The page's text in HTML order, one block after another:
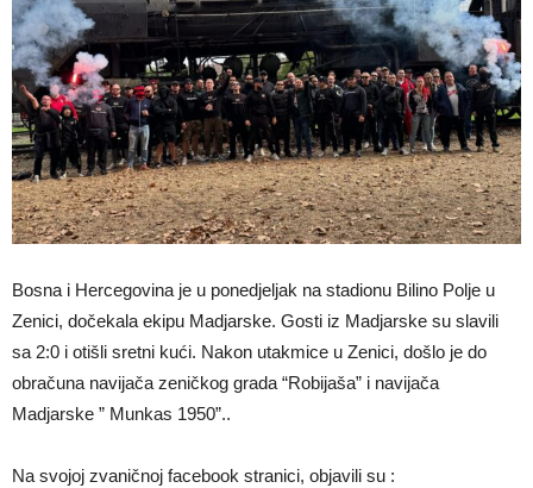
Bosna i Hercegovina je u ponedjeljak na stadionu Bilino Polje u
Zenici, dočekala ekipu Madjarske. Gosti iz Madjarske su slavili
sa 2:0 i otišli sretni kući. Nakon utakmice u Zenici, došlo je do
obračuna navijača zeničkog grada “Robijaša” i navijača
Madjarske ” Munkas 1950”..
Na svojoj zvaničnoj facebook stranici, objavili su :